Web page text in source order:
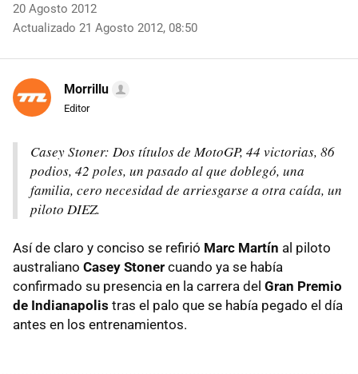
20 Agosto 2012
Actualizado 21 Agosto 2012, 08:50
Morrillu
Editor
Casey Stoner: Dos títulos de MotoGP, 44 victorias, 86
podios, 42 poles, un pasado al que doblegó, una
familia, cero necesidad de arriesgarse a otra caída, un
piloto DIEZ.
Así de claro y conciso se refirió Marc Martín al piloto
australiano Casey Stoner cuando ya se había
confirmado su presencia en la carrera del Gran Premio
de Indianapolis tras el palo que se había pegado el día
antes en los entrenamientos.